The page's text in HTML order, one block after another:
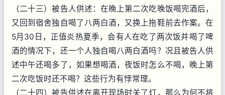
（二十三）被告人供述：在晚上第二次吃晚饭喝完酒后，
又回到宿舍独自喝了八两白酒，又换上拖鞋前去作案。在
5月30日，正值炎热夏季，会有人在吃了两次饭并喝了啤
酒的情况下，还一个人独自喝八两白酒吗？况且被告人供
述中午还喝多了，如果想喝酒，夜饭时怎么不喝，晚上第
二次吃饭时还不喝？这些行为有悖常理。
（二十四）被告供述在离开现场时关了灯，那么为何不将